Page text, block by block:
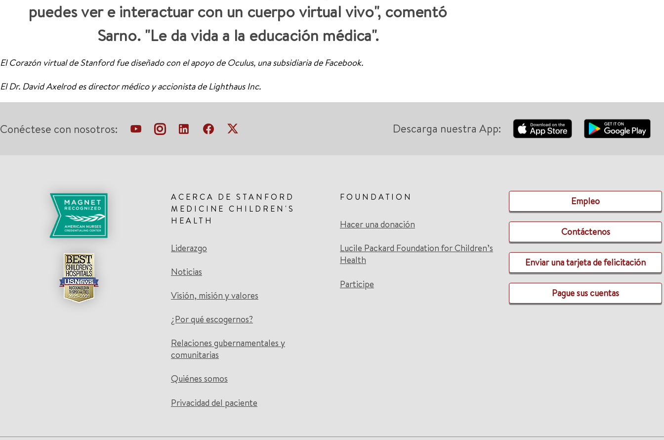
puedes ver e interactuar con un cuerpo virtual vivo", comentó
Sarno. "Le da vida a la educación médica".
El Corazón virtual de Stanford fue diseñado con el apoyo de Oculus, una subsidiaria de Facebook.
El Dr. David Axelrod es director médico y accionista de Lighthaus Inc.
Conéctese con nosotros: Descarga nuestra App:
ACERCA DE STANFORD
MEDICINE CHILDREN'S
HEALTH
Liderazgo
Noticias
Visión, misión y valores
¿Por qué escogernos?
Relaciones gubernamentales y
comunitarias
Quiénes somos
Privacidad del paciente
FOUNDATION
Hacer una donación
Lucile Packard Foundation for Children’s
Health
Participe
Empleo
Contáctenos
Enviar una tarjeta de felicitación
Pague sus cuentas